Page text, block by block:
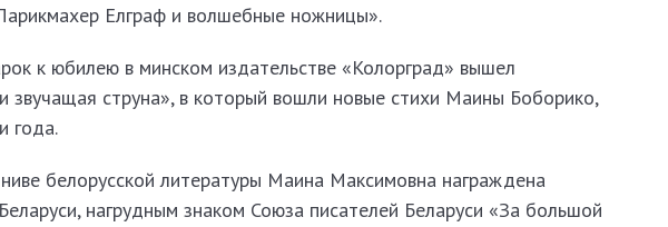
Елграф и волшебные ножницы».
к юбилею в минском издательстве «Колорград» вышел
звучащая струна», в который вошли новые стихи Маины Боборико,
года.
белорусской литературы Маина Максимовна награждена
нагрудным знаком Союза писателей Беларуси «За большой